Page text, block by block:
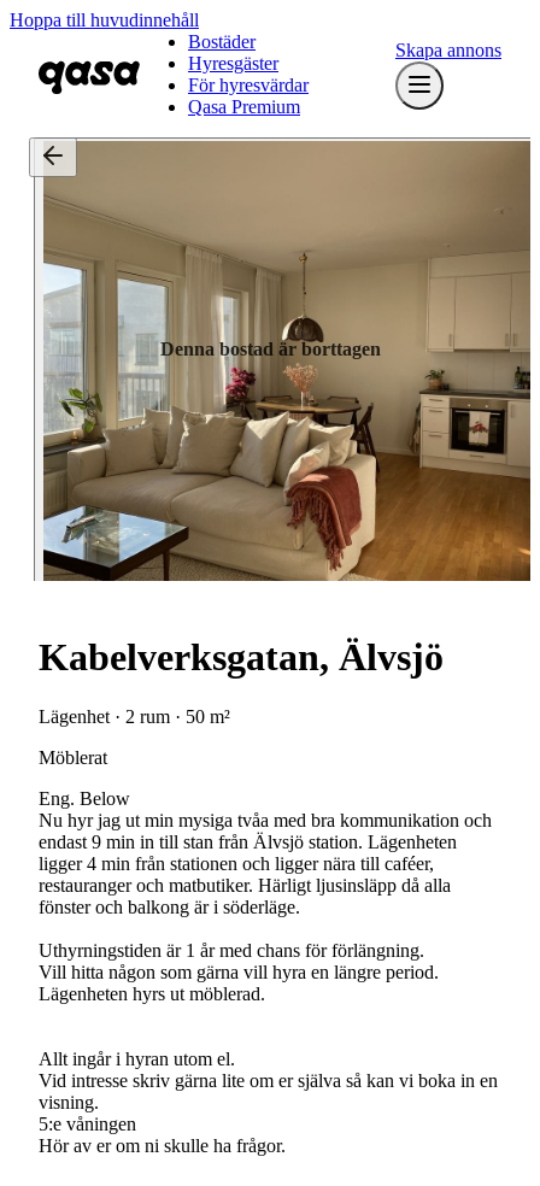
Hoppa till huvudinnehåll
Bostäder
Hyresgäster
För hyresvärdar
Qasa Premium
Skapa annons
Denna bostad är borttagen
Kabelverksgatan, Älvsjö
Lägenhet · 2 rum · 50 m²
Möblerat
Eng. Below
Nu hyr jag ut min mysiga tvåa med bra kommunikation och
endast 9 min in till stan från Älvsjö station. Lägenheten
ligger 4 min från stationen och ligger nära till caféer,
restauranger och matbutiker. Härligt ljusinsläpp då alla
fönster och balkong är i söderläge.
Uthyrningstiden är 1 år med chans för förlängning.
Vill hitta någon som gärna vill hyra en längre period.
Lägenheten hyrs ut möblerad.
Allt ingår i hyran utom el.
Vid intresse skriv gärna lite om er själva så kan vi boka in en
visning.
5:e våningen
Hör av er om ni skulle ha frågor.